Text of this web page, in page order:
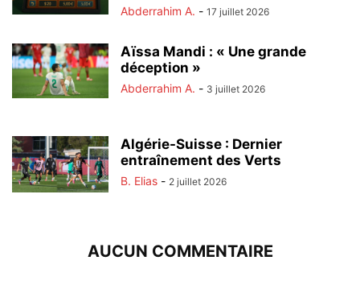
Abderrahim A. - 17 juillet 2026
Aïssa Mandi : « Une grande
déception »
Abderrahim A. - 3 juillet 2026
Algérie-Suisse : Dernier
entraînement des Verts
B. Elias - 2 juillet 2026
AUCUN COMMENTAIRE